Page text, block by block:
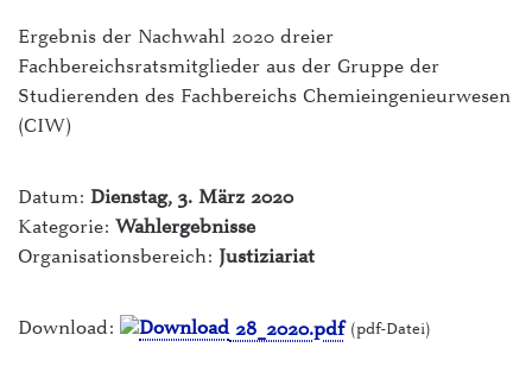
FH Exam
FH-Shop
ILIAS Lernplattform
intern - Die Hochschule
Ergebnis der Nachwahl 2020 dreier
Fachbereichsratsmitglieder aus der Gruppe der
Studierenden des Fachbereichs Chemieingenieurwesen
(CIW)
Datum: Dienstag, 3. März 2020
Kategorie: Wahlergebnisse
Organisationsbereich: Justiziariat
Download: 28_2020.pdf (pdf-Datei)